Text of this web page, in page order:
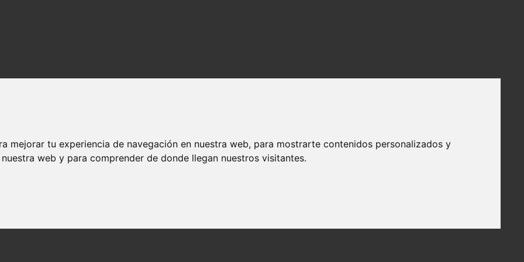
mejorar tu experiencia de navegación en nuestra web, para mostrarte contenidos personalizados y
web y para comprender de donde llegan nuestros visitantes.